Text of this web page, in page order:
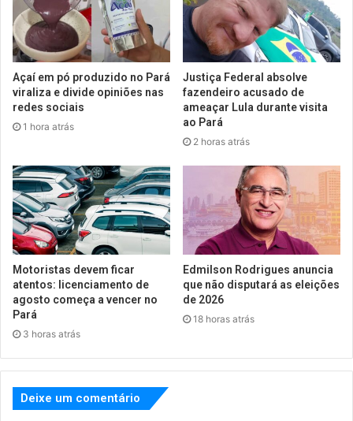
Açaí em pó produzido no Pará
viraliza e divide opiniões nas
redes sociais
1 hora atrás
Justiça Federal absolve
fazendeiro acusado de
ameaçar Lula durante visita
ao Pará
2 horas atrás
Motoristas devem ficar
atentos: licenciamento de
agosto começa a vencer no
Pará
3 horas atrás
Edmilson Rodrigues anuncia
que não disputará as eleições
de 2026
18 horas atrás
Deixe um comentário